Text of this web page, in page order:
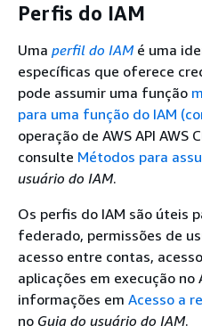
Perfis do IAM
Uma perfil do IAMé uma
específicas que oferece
pode assumir uma função
para uma função do IAM
operação de AWS API AWS
consulte Métodos para
usuário do IAM.
Os perfis do IAM são úteis
federado, permissões de
acesso entre contas,
aplicações em execução no
informações em Acesso a
no Guia do usuário do IAM.